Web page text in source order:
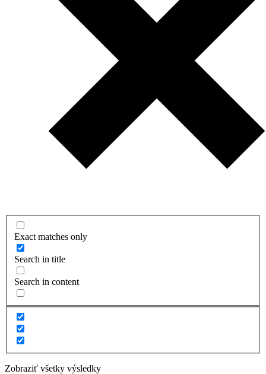
Exact matches only
Search in title
Search in content
Zobraziť všetky výsledky